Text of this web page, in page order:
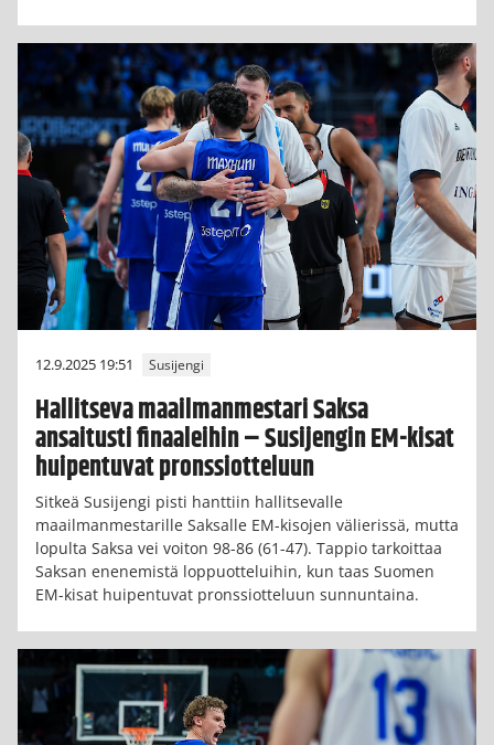
12.9.2025 19:51 Susijengi
Hallitseva maailmanmestari Saksa
ansaitusti finaaleihin – Susijengin EM-kisat
huipentuvat pronssiotteluun
Sitkeä Susijengi pisti hanttiin hallitsevalle
maailmanmestarille Saksalle EM-kisojen välierissä, mutta
lopulta Saksa vei voiton 98-86 (61-47). Tappio tarkoittaa
Saksan enenemistä loppuotteluihin, kun taas Suomen
EM-kisat huipentuvat pronssiotteluun sunnuntaina.